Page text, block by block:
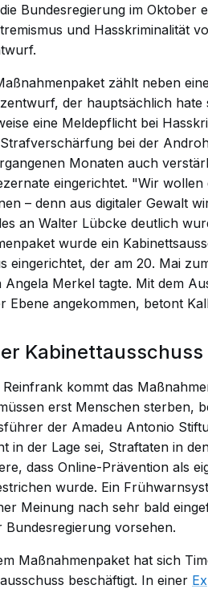
Bundesregierung im Oktober
und Hasskriminalität
zählt neben
der hauptsächlich
eine Meldepflicht bei
bei der
Monaten auch
eingerichtet. "Wir
– denn aus digitaler Gewalt
an Walter Lübcke deutlich
wurde ein
eingerichtet, der am 20. Mai
Angela Merkel tagte. Mit dem
Ebene angekommen, betont
kommt das
erst Menschen sterben,
der Amadeu Antonio
in der Lage sei, Straftaten in
dass Online-Prävention als
wurde. Ein
Meinung nach sehr bald
Bundesregierung vorsehen.
Maßnahmenpaket hat sich
beschäftigt. In einer